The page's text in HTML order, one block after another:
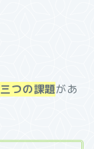
三つの課題があ